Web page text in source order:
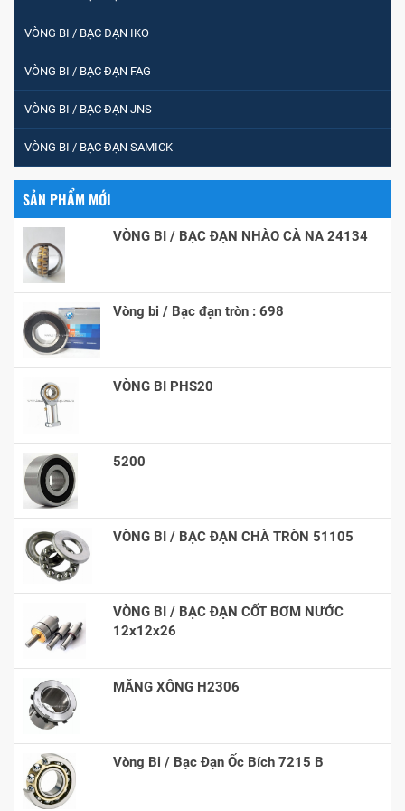
VÒNG BI / BẠC ĐẠN IKO
VÒNG BI / BẠC ĐẠN FAG
VÒNG BI / BẠC ĐẠN JNS
VÒNG BI / BẠC ĐẠN SAMICK
SẢN PHẨM MỚI
VÒNG BI / BẠC ĐẠN NHÀO CÀ NA 24134
Vòng bi / Bạc đạn tròn : 698
VÒNG BI PHS20
5200
VÒNG BI / BẠC ĐẠN CHÀ TRÒN 51105
VÒNG BI / BẠC ĐẠN CỐT BƠM NƯỚC
12x12x26
MĂNG XÔNG H2306
Vòng Bi / Bạc Đạn Ốc Bích 7215 B